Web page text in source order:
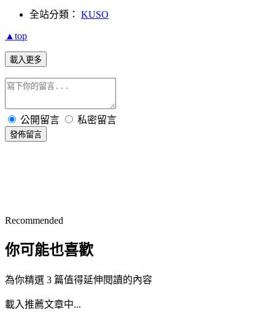
全站分類： KUSO
▲top
載入更多
公開留言 私密留言
發佈留言
Recommended
你可能也喜歡
為你精選 3 篇值得延伸閱讀的內容
載入推薦文章中...